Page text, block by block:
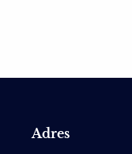
Adres